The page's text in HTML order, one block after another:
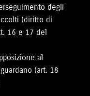
degli
(diritto di
16 e 17 del
al
(art. 18